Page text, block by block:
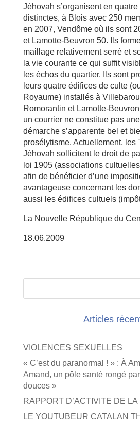
Jéhovah s’organisent en
distinctes, à Blois avec 250
en 2007, Vendôme où ils sont
et Lamotte-Beuvron 50. Ils
maillage relativement serré et
la vie courante ce qui suffit
les échos du quartier. Ils sont
leurs quatre édifices de culte
Royaume) installés à
Romorantin et Lamotte-
un courrier ne constitue pas
démarche s’apparente bel et
prosélytisme. Actuellement, les
Jéhovah sollicitent le droit de
loi 1905 (associations
afin de bénéficier d’une
avantageuse concernant les
aussi les édifices cultuels
La Nouvelle République du
18.06.2009
Articles
VIOLENCES SEXUELLES
« C’est du paranormal ! » : À
Amand, un pôle santé rongé
douces »
RAPPORT D’ACTIVITE DE
LE YOUTUBEUR CATALAN